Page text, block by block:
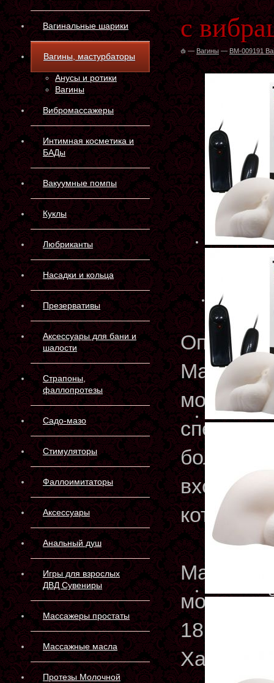
Вагинальные шарики
Вагины, мастурбаторы
Анусы и ротики
Вагины
Вибромассажеры
Интимная косметика и
БАДы
Вакуумные помпы
Куклы
Любриканты
Насадки и кольца
Презервативы
Аксессуары для бани и
шалости
Страпоны,
фаллопротезы
Садо-мазо
Стимуляторы
Фаллоимитаторы
Аксессуары
Анальный душ
Игры для взрослых
ДВД Сувениры
Массажеры простаты
Массажные масла
Протезы Молочной
с
— Вагины —BM-009191
более
входит
18.70см